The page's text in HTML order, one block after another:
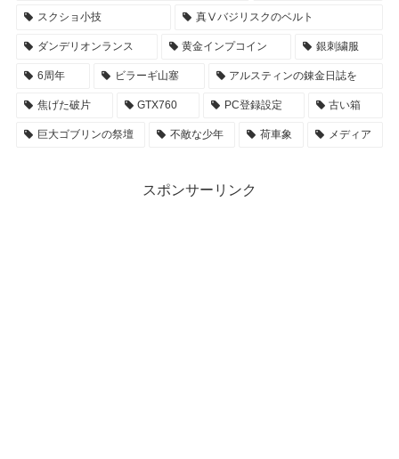
スクショ小技 真Ⅴバジリスクのベルト
ダンデリオンランス 黄金インプコイン 銀刺繍服
6周年 ビラーギ山塞 アルスティンの錬金日誌を
焦げた破片 GTX760 PC登録設定 古い箱
巨大ゴブリンの祭壇 不敵な少年 荷車象 メディア
スポンサーリンク